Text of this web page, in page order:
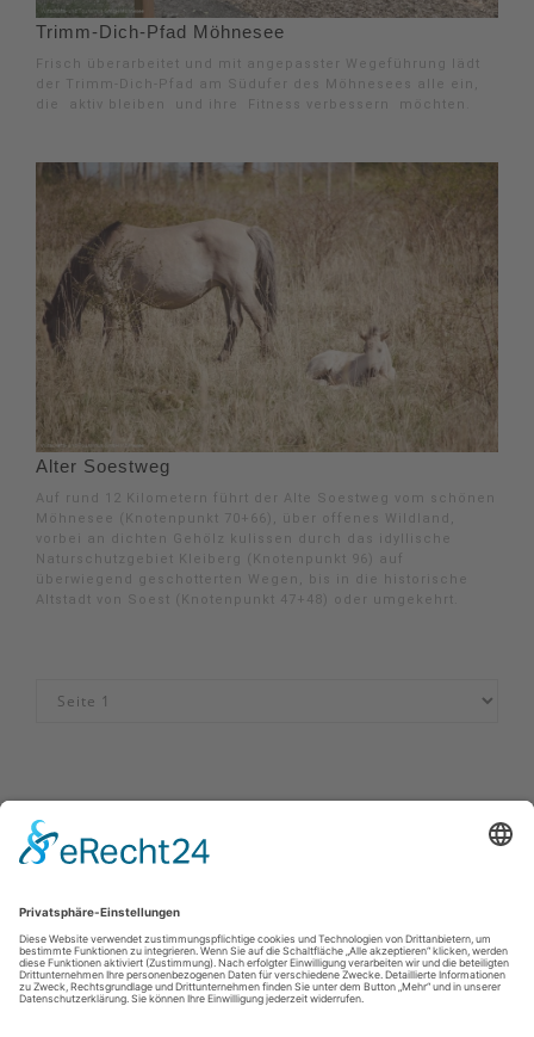
Trimm-Dich-Pfad Möhnesee
Frisch überarbeitet und mit angepasster Wegeführung lädt
der Trimm-Dich-Pfad am Südufer des Möhnesees alle ein,
die aktiv bleiben und ihre Fitness verbessern möchten.
Alter Soestweg
Auf rund 12 Kilometern führt der Alte Soestweg vom schönen
Möhnesee (Knotenpunkt 70+66), über offenes Wildland,
vorbei an dichten Gehölz kulissen durch das idyllische
Naturschutzgebiet Kleiberg (Knotenpunkt 96) auf
überwiegend geschotterten Wegen, bis in die historische
Altstadt von Soest (Knotenpunkt 47+48) oder umgekehrt.
MöhnetalRadweg Johannes-Hummel-Weg 1 57392 Schmallenberg